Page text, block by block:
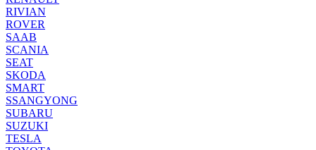
RIVIAN
ROVER
SAAB
SCANIA
SEAT
SKODA
SMART
SSANGYONG
SUBARU
SUZUKI
TESLA